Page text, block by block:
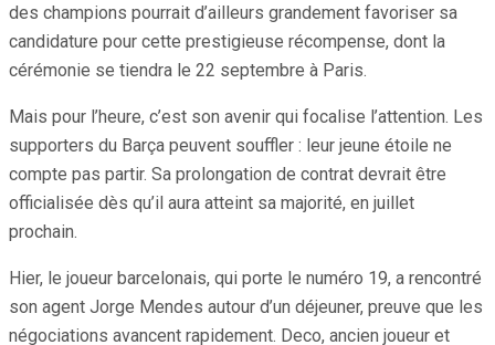
des champions pourrait d’ailleurs grandement favoriser sa
candidature pour cette prestigieuse récompense, dont la
cérémonie se tiendra le 22 septembre à Paris.
Mais pour l’heure, c’est son avenir qui focalise l’attention. Les
supporters du Barça peuvent souffler : leur jeune étoile ne
compte pas partir. Sa prolongation de contrat devrait être
officialisée dès qu’il aura atteint sa majorité, en juillet
prochain.
Hier, le joueur barcelonais, qui porte le numéro 19, a rencontré
son agent Jorge Mendes autour d’un déjeuner, preuve que les
négociations avancent rapidement. Deco, ancien joueur et